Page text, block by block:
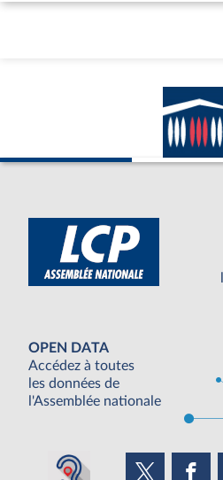
OPEN DATA
Accédez à toutes
les données de
l'Assemblée nationale